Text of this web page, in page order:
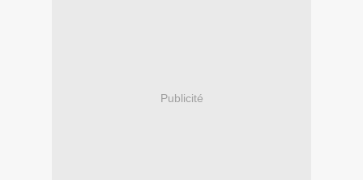
Publicité